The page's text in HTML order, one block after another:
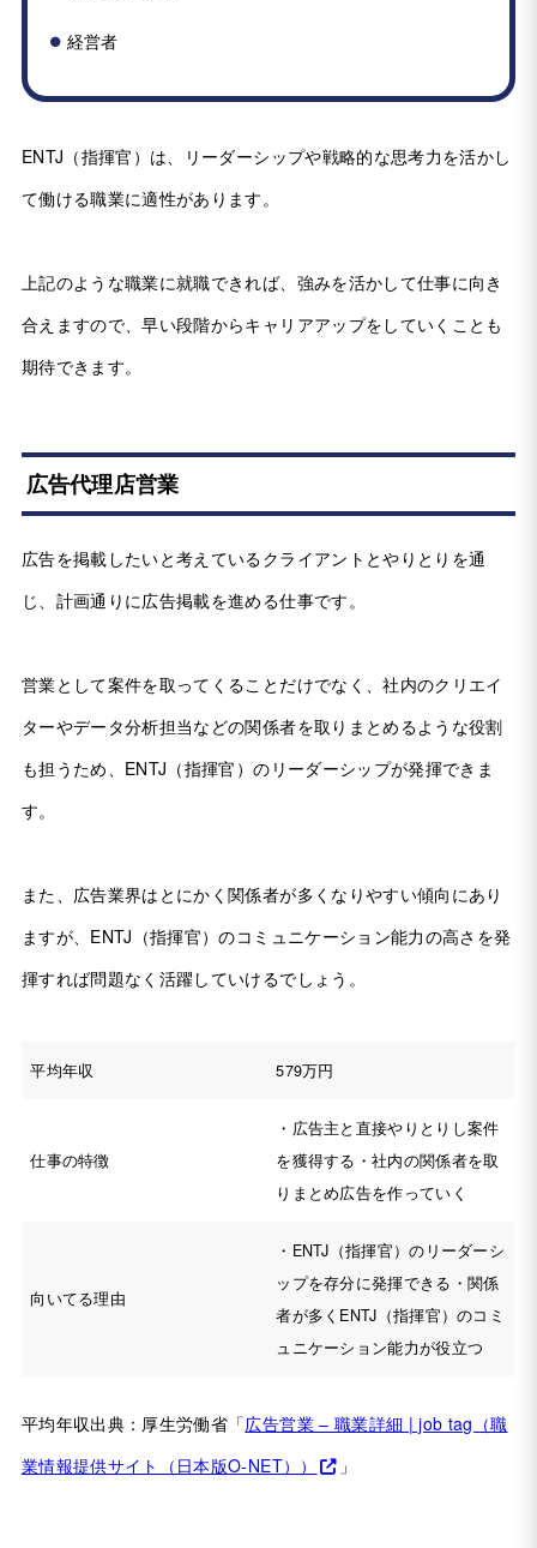
経営者
ENTJ（指揮官）は、リーダーシップや戦略的な思考力を活かし
て働ける職業に適性があります。
上記のような職業に就職できれば、強みを活かして仕事に向き
合えますので、早い段階からキャリアアップをしていくことも
期待できます。
広告代理店営業
広告を掲載したいと考えているクライアントとやりとりを通
じ、計画通りに広告掲載を進める仕事です。
営業として案件を取ってくることだけでなく、社内のクリエイ
ターやデータ分析担当などの関係者を取りまとめるような役割
も担うため、ENTJ（指揮官）のリーダーシップが発揮できま
す。
また、広告業界はとにかく関係者が多くなりやすい傾向にあり
ますが、ENTJ（指揮官）のコミュニケーション能力の高さを発
揮すれば問題なく活躍していけるでしょう。
平均年収 579万円
仕事の特徴
・広告主と直接やりとりし案件
を獲得する・社内の関係者を取
りまとめ広告を作っていく
向いてる理由
・ENTJ（指揮官）のリーダーシ
ップを存分に発揮できる・関係
者が多くENTJ（指揮官）のコミ
ュニケーション能力が役立つ
平均年収出典：厚生労働省「広告営業 – 職業詳細 | job tag（職
業情報提供サイト（日本版O-NET））
」